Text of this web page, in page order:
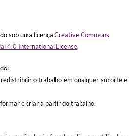
sob uma licença Creative Commons
4.0 International License.
o trabalho em qualquer suporte e
e criar a partir do trabalho.